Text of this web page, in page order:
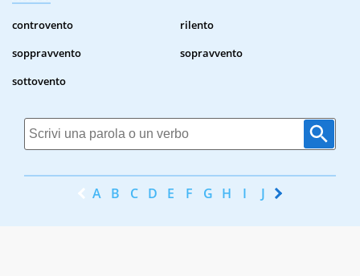
controvento
rilento
soppravvento
sopravvento
sottovento
A B C D E F G H I J K